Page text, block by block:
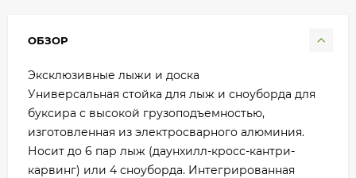
ОБЗОР
Эксклюзивные лыжи и доска
Универсальная стойка для лыж и сноуборда для
буксира с высокой грузоподъемностью,
изготовленная из электросварного алюминия.
Носит до 6 пар лыж (даунхилл-кросс-кантри-
карвинг) или 4 сноуборда. Интегрированная